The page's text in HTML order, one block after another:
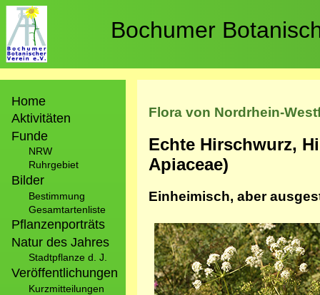
Direkt
zum
Inhalt
Bochumer
Home
Aktivitäten
Funde
NRW
Ruhrgebiet
Bilder
Bestimmung
Gesamtartenliste
Pflanzenporträts
Natur des Jahres
Stadtpflanze d. J.
Veröffentlichungen
Kurzmitteilungen
Flora von Nordrhein-
Echte Hirschwurz,
Apiaceae)
Einheimisch, aber
Bild